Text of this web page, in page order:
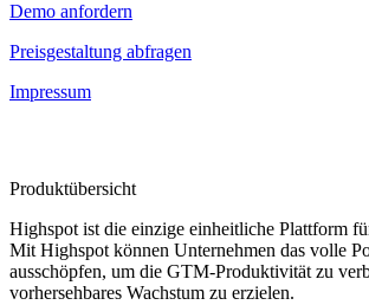
Demo anfordern
Preisgestaltung abfragen
Impressum
Produktübersicht
Highspot ist die einzige einheitliche Plattform
Mit Highspot können Unternehmen das volle
ausschöpfen, um die GTM-Produktivität zu
vorhersehbares Wachstum zu erzielen.